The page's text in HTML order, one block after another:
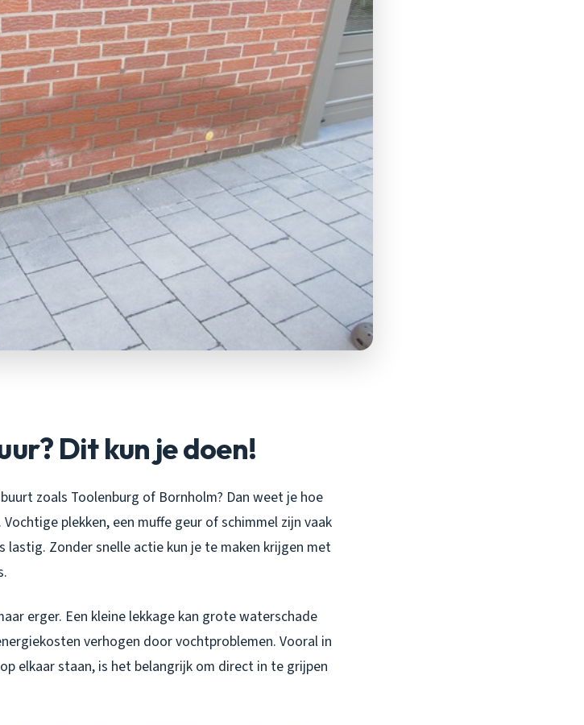
Dit kun je doen!
zoals Toolenburg of Bornholm? Dan weet je hoe
plekken, een muffe geur of schimmel zijn vaak
lastig. Zonder snelle actie kun je te maken krijgen met
erger. Een kleine lekkage kan grote waterschade
verhogen door vochtproblemen. Vooral in
elkaar staan, is het belangrijk om direct in te grijpen